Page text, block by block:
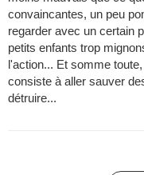
convaincantes, un peu
regarder avec un certain
petits enfants trop
l'action... Et somme
consiste à aller sauver
détruire...